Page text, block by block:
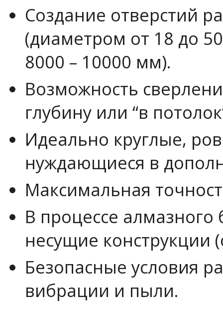
Создание отверстий
(диаметром от 18 до
8000 – 10000 мм).
Возможность
глубину или “в
Идеально круглые,
нуждающиеся в
Максимальная
В процессе
несущие конструкции
Безопасные условия
вибрации и пыли.